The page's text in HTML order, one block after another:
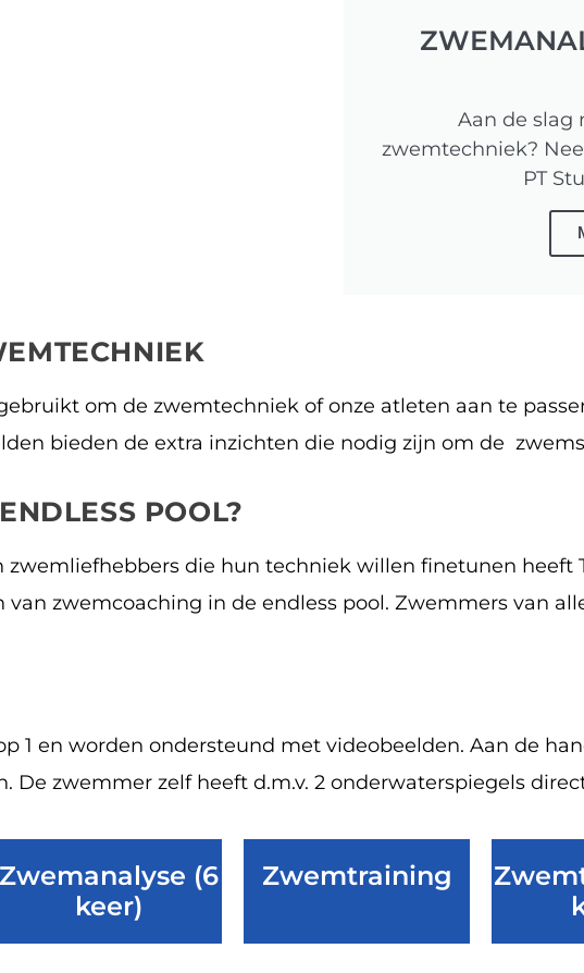
Aan de slag
zwemtechniek?
PT
om de zwemtechniek of onze atleten aan te
bieden de extra inzichten die nodig zijn om de
POOL?
zwemliefhebbers die hun techniek willen finetunen heeft
zwemcoaching in de endless pool. Zwemmers van
1 en worden ondersteund met videobeelden. Aan de
De zwemmer zelf heeft d.m.v. 2 onderwaterspiegels
Zwemanalyse (6
keer)
Zwemtraining